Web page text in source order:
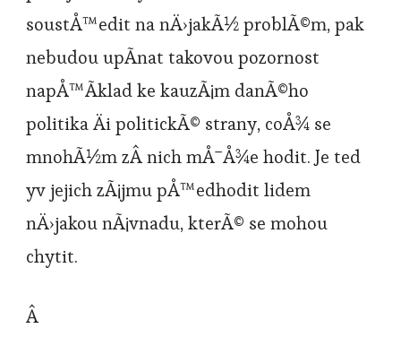
soustÅ™edit na nÄ›jakÃ½ problÃ©m, pak
nebudou upÃ­nat takovou pozornost
napÅ™Ã­klad ke kauzÃ¡m danÃ©ho
politika Äi politickÃ© strany, coÅ¾ se
mnohÃ½m zÂ nich mÅ¯Å¾e hodit. Je ted
yv jejich zÃ¡jmu pÅ™edhodit lidem
nÄ›jakou nÃ¡vnadu, kterÃ© se mohou
chytit.
Â